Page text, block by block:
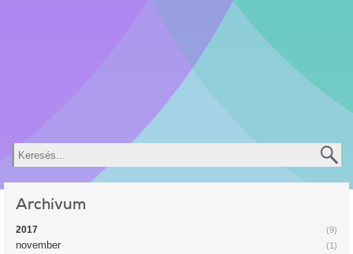
Keresés
Archívum
(9)
2017
(1)
november